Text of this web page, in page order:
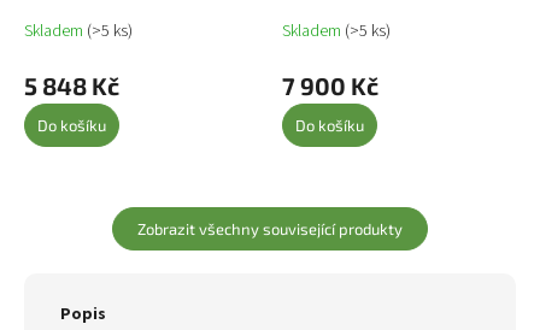
Skladem (>5 ks)
5 848 Kč
Do košíku
Skladem (>5 ks)
7 900 Kč
Do košíku
Zobrazit všechny související produkty
Popis